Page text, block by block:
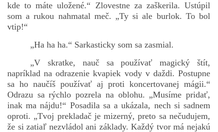
kde to máte uložené.“ Zlovestne za zaškerila. Ustúpil
som a rukou nahmatal meč. „Ty si ale burlok. To bol
vtip!“
„Ha ha ha.“ Sarkasticky som sa zasmial.
„V skratke, nauč sa používať magický štít,
napríklad na odrazenie kvapiek vody v daždi. Postupne
sa ho naučíš používať aj proti koncertovanej mágii.“
Odrazu sa rýchlo pozrela na oblohu. „Musíme pridať,
inak ma nájdu!“ Posadila sa a ukázala, nech si sadnem
oproti. „Tvoj prekladač je mizerný, preto sa nečudujem,
že si zatiaľ nezvládol ani základy. Každý tvor má nejakú